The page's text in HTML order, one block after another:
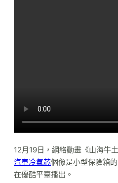
12月19日，網絡動畫《山海牛
汽車冷氣芯個像是小型保險箱
在優酷平臺播出。